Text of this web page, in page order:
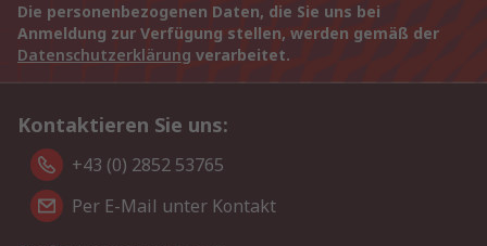
Die personenbezogenen Daten, die Sie uns bei
Anmeldung zur Verfügung stellen, werden gemäß der
Datenschutzerklärung verarbeitet.
Kontaktieren Sie uns:
+43 (0) 2852 53765
Per E-Mail unter Kontakt